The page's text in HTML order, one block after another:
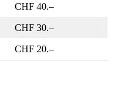
CHF 40.–
CHF 30.–
CHF 20.–